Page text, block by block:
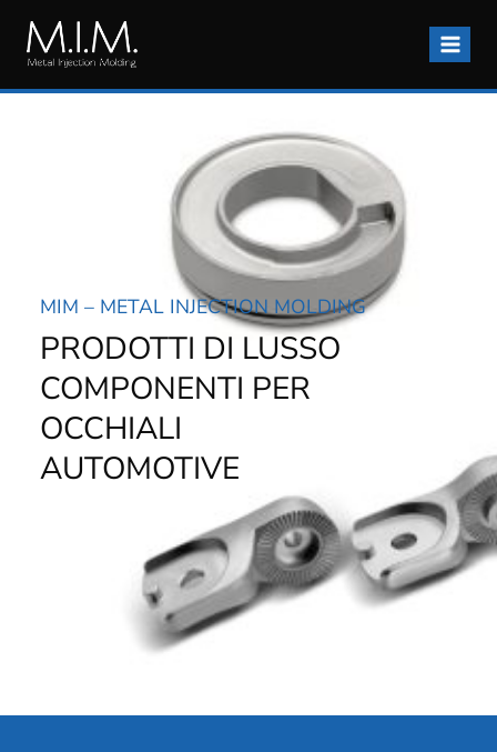
contenuto
MIM – METAL INJECTION MOLDING
PRODOTTI DI LUSSO
COMPONENTI PER
OCCHIALI
AUTOMOTIVE